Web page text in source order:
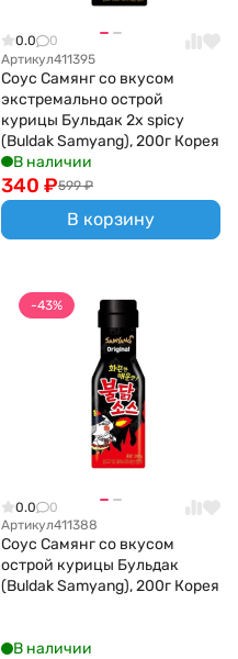
0.0
0
Артикул411395
Соус Самянг со вкусом
экстремально острой
курицы Бульдак 2х spicy
(Buldak Samyang), 200г Корея
В наличии
599 ₽
340 ₽
В корзину
-43%
0.0
0
Артикул411388
Соус Самянг со вкусом
острой курицы Бульдак
(Buldak Samyang), 200г Корея
В наличии